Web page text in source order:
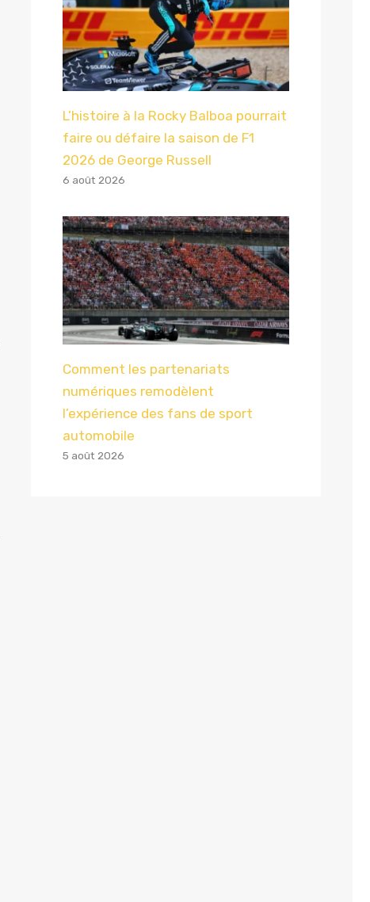
L’histoire à la Rocky Balboa pourrait
faire ou défaire la saison de F1
2026 de George Russell
6 août 2026
Comment les partenariats
numériques remodèlent
l’expérience des fans de sport
automobile
5 août 2026